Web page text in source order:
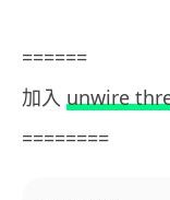
======
加入 unwire
========